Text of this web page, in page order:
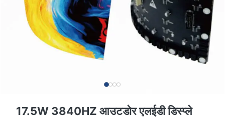
17.5W 3840HZ आउटडोर एलईडी डिस्प्ले